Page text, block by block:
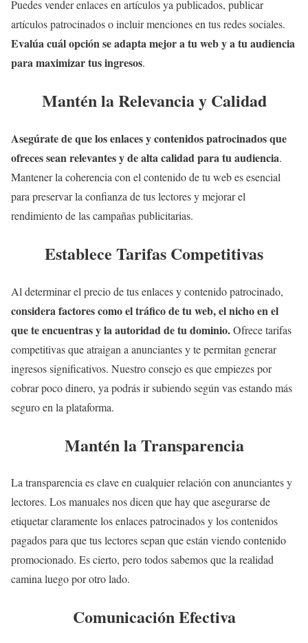
Puedes vender enlaces en artículos ya publicados, publicar
artículos patrocinados o incluir menciones en tus redes sociales.
Evalúa cuál opción se adapta mejor a tu web y a tu audiencia
para maximizar tus ingresos.
Mantén la Relevancia y Calidad
Asegúrate de que los enlaces y contenidos patrocinados que
ofreces sean relevantes y de alta calidad para tu audiencia.
Mantener la coherencia con el contenido de tu web es esencial
para preservar la confianza de tus lectores y mejorar el
rendimiento de las campañas publicitarias.
Establece Tarifas Competitivas
Al determinar el precio de tus enlaces y contenido patrocinado,
considera factores como el tráfico de tu web, el nicho en el
que te encuentras y la autoridad de tu dominio.Ofrece tarifas
competitivas que atraigan a anunciantes y te permitan generar
ingresos significativos. Nuestro consejo es que empiezes por
cobrar poco dinero, ya podrás ir subiendo según vas estando más
seguro en la plataforma.
Mantén la Transparencia
La transparencia es clave en cualquier relación con anunciantes y
lectores. Los manuales nos dicen que hay que asegurarse de
etiquetar claramente los enlaces patrocinados y los contenidos
pagados para que tus lectores sepan que están viendo contenido
promocionado. Es cierto, pero todos sabemos que la realidad
camina luego por otro lado.
Comunicación Efectiva